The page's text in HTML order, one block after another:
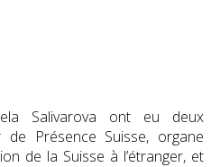
Salivarova ont eu deux
Présence Suisse, organe
de la Suisse à l’étranger, et